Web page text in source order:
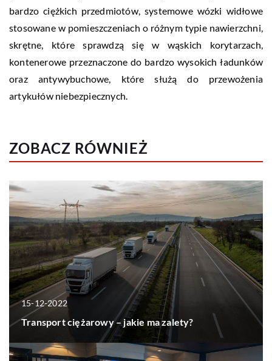
bardzo ciężkich przedmiotów, systemowe wózki widłowe
stosowane w pomieszczeniach o różnym typie nawierzchni,
skrętne, które sprawdzą się w wąskich korytarzach,
kontenerowe przeznaczone do bardzo wysokich ładunków
oraz antywybuchowe, które służą do przewożenia
artykułów niebezpiecznych.
ZOBACZ RÓWNIEŻ
15-12-2022
Transport ciężarowy – jakie ma zalety?